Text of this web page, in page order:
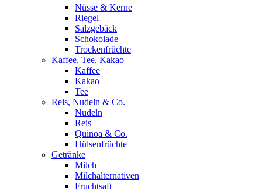
Nüsse & Kerne
Riegel
Salzgebäck
Schokolade
Trockenfrüchte
Kaffee, Tee, Kakao
Kaffee
Kakao
Tee
Reis, Nudeln & Co.
Nudeln
Reis
Quinoa & Co.
Hülsenfrüchte
Getränke
Milch
Milchalternativen
Fruchtsaft